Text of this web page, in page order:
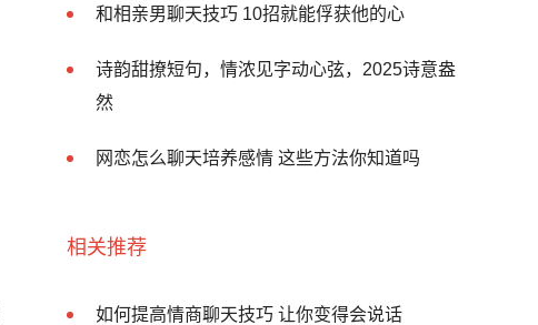
和相亲男聊天技巧 10招就能俘获他的心
诗韵甜撩短句，情浓见字动心弦，2025诗意盎
然
网恋怎么聊天培养感情 这些方法你知道吗
相关推荐
如何提高情商聊天技巧 让你变得会说话